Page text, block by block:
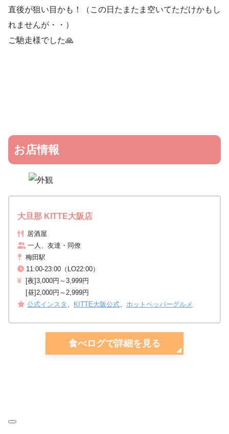
直後が狙い目かも！（この日たまたま空いてただけかもし
れませんが・・）
ご馳走様でした🙏
お店情報
大旦那 KITTE大阪店
居酒屋
一人、友達・同僚
梅田駅
11:00-23:00（LO22:00）
[夜]3,000円～3,999円
[昼]2,000円～2,999円
公式インスタ
KITTE大阪公式 ホットペッパーグルメ
食べログで詳細を見る